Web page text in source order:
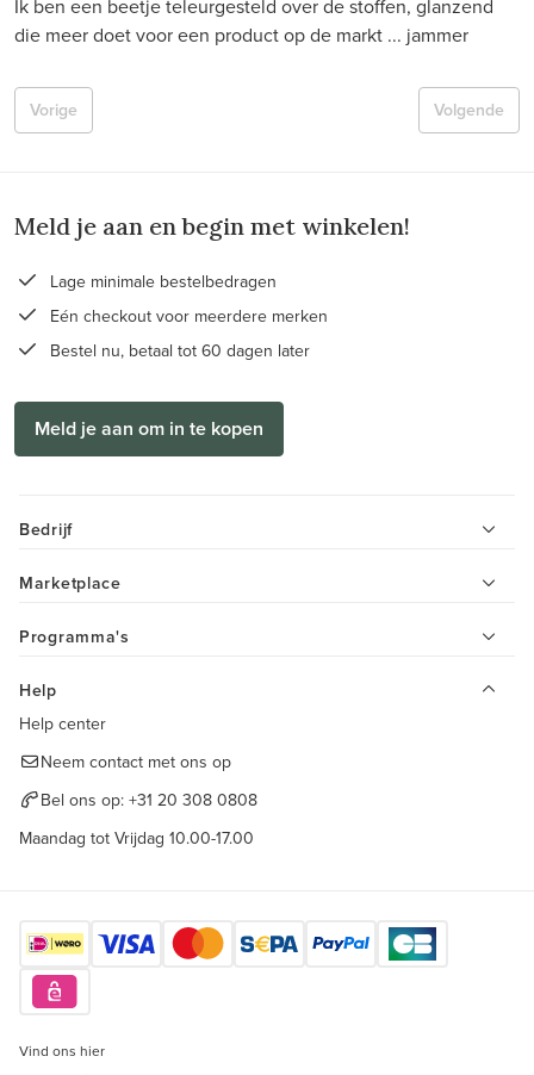
Ik ben een beetje teleurgesteld over de stoffen, glanzend
die meer doet voor een product op de markt ... jammer
Volgende
Vorige
Meld je aan en begin met winkelen!
Lage minimale bestelbedragen
Eén checkout voor meerdere merken
Bestel nu, betaal tot 60 dagen later
Meld je aan om in te kopen
Bedrijf
Marketplace
Programma's
Help
Help center
Neem contact met ons op
Bel ons op: +31 20 308 0808
Maandag tot Vrijdag 10.00-17.00
Vind ons hier